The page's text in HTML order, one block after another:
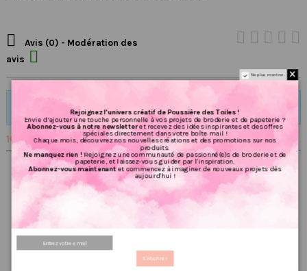

Avis (0) - Modération des
avis

Il n'y a pas encore d'avis pour ce produit.
16 AUTRES PRODUITS DANS LA MÊME CATÉGORIE :
Ne plus montrer.
Rejoignez l’univers créatif de Poussière des Toiles !
Envie d’ajouter une touche personnelle à vos projets de broderie et de papeterie ?
Abonnez-vous à notre newsletteret recevez des idées inspirantes et des offres
spéciales directement dans votre boîte mail !
Chaque mois, découvrez nos nouvelles créations et des promotions sur nos
produits.
Ne manquez rien !Rejoignez une communauté de passionné(e)s de broderie et de
papeterie, et laissez-vous guider par l'inspiration.
Abonnez-vous maintenantet commencez à imaginer de nouveaux projets dès
aujourd'hui !
S'abonner